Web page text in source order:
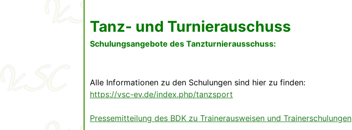
Tanz- und Turnierauschuss
Schulungsangebote des Tanzturnierausschuss:
Alle Informationen zu den Schulungen sind hier zu finden:
https://vsc-ev.de/index.php/tanzsport
Pressemitteilung des BDK zu Trainerausweisen und Trainerschulungen